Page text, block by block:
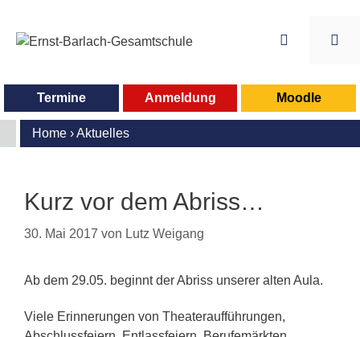
springen
Home ›Aktuelles
Termine Anmeldung Moodle
Kurz vor dem Abriss…
30. Mai 2017 von Lutz Weigang
Ab dem 29.05. beginnt der Abriss unserer alten Aula.
Viele Erinnerungen von Theateraufführungen,